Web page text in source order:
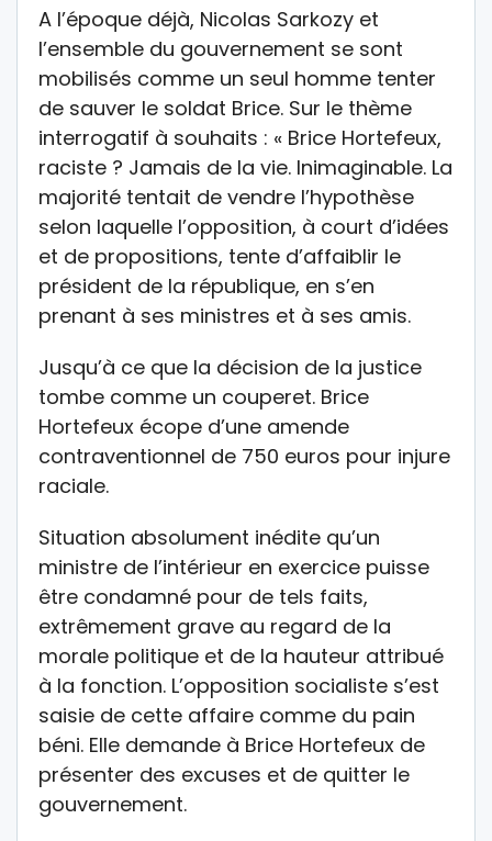
A l’époque déjà, Nicolas Sarkozy et
l’ensemble du gouvernement se sont
mobilisés comme un seul homme tenter
de sauver le soldat Brice. Sur le thème
interrogatif à souhaits : « Brice Hortefeux,
raciste ? Jamais de la vie. Inimaginable. La
majorité tentait de vendre l’hypothèse
selon laquelle l’opposition, à court d’idées
et de propositions, tente d’affaiblir le
président de la république, en s’en
prenant à ses ministres et à ses amis.
Jusqu’à ce que la décision de la justice
tombe comme un couperet. Brice
Hortefeux écope d’une amende
contraventionnel de 750 euros pour injure
raciale.
Situation absolument inédite qu’un
ministre de l’intérieur en exercice puisse
être condamné pour de tels faits,
extrêmement grave au regard de la
morale politique et de la hauteur attribué
à la fonction. L’opposition socialiste s’est
saisie de cette affaire comme du pain
béni. Elle demande à Brice Hortefeux de
présenter des excuses et de quitter le
gouvernement.